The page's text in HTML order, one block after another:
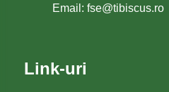
Email: or.sucsibit@esf
Link-uri